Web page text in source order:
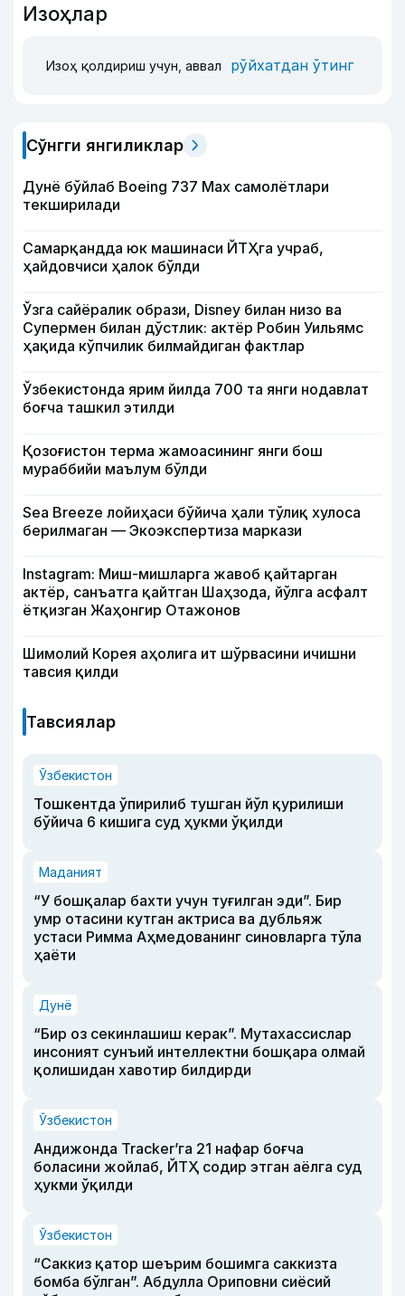
Изоҳлар
Изоҳ қолдириш учун, аввал рўйхатдан ўтинг
Сўнгги янгиликлар
Дунё бўйлаб Boeing 737 Мах самолётлари
текширилади
Самарқандда юк машинаси ЙТҲга учраб,
ҳайдовчиси ҳалок бўлди
Ўзга сайёралик образи, Disney билан низо ва
Супермен билан дўстлик: актёр Робин Уильямс
ҳақида кўпчилик билмайдиган фактлар
Ўзбекистонда ярим йилда 700 та янги нодавлат
боғча ташкил этилди
Қозоғистон терма жамоасининг янги бош
мураббийи маълум бўлди
Sea Breeze лойиҳаси бўйича ҳали тўлиқ хулоса
берилмаган — Экоэкспертиза маркази
Instagram: Миш-мишларга жавоб қайтарган
актёр, санъатга қайтган Шаҳзода, йўлга асфалт
ётқизган Жаҳонгир Отажонов
Шимолий Корея аҳолига ит шўрвасини ичишни
тавсия қилди
Тавсиялар
Ўзбекистон
Тошкентда ўпирилиб тушган йўл қурилиши
бўйича 6 кишига суд ҳукми ўқилди
Маданият
“У бошқалар бахти учун туғилган эди”. Бир
умр отасини кутган актриса ва дубльяж
устаси Римма Аҳмедованинг синовларга тўла
ҳаёти
Дунё
“Бир оз секинлашиш керак”. Мутахассислар
инсоният сунъий интеллектни бошқара олмай
қолишидан хавотир билдирди
Ўзбекистон
Андижонда Tracker’га 21 нафар боғча
боласини жойлаб, ЙТҲ содир этган аёлга суд
ҳукми ўқилди
Ўзбекистон
“Саккиз қатор шеърим бошимга саккизта
бомба бўлган”. Абдулла Ориповни сиёсий